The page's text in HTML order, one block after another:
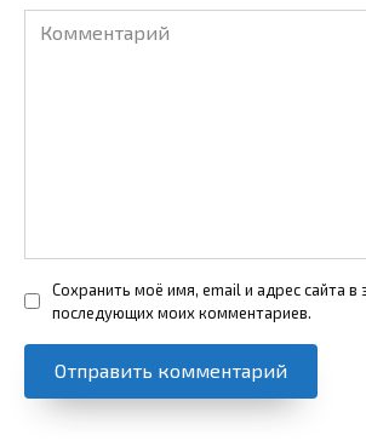
Комментарий
Сохранить моё имя, email и адрес сайта в
последующих моих комментариев.